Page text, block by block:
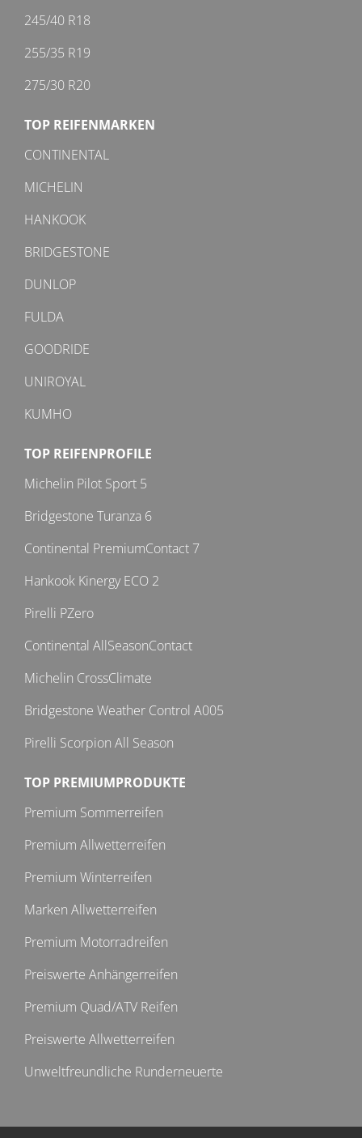
245/40 R18
255/35 R19
275/30 R20
TOP REIFENMARKEN
CONTINENTAL
MICHELIN
HANKOOK
BRIDGESTONE
DUNLOP
FULDA
GOODRIDE
UNIROYAL
KUMHO
TOP REIFENPROFILE
Michelin Pilot Sport 5
Bridgestone Turanza 6
Continental PremiumContact 7
Hankook Kinergy ECO 2
Pirelli PZero
Continental AllSeasonContact
Michelin CrossClimate
Bridgestone Weather Control A005
Pirelli Scorpion All Season
TOP PREMIUMPRODUKTE
Premium Sommerreifen
Premium Allwetterreifen
Premium Winterreifen
Marken Allwetterreifen
Premium Motorradreifen
Preiswerte Anhängerreifen
Premium Quad/ATV Reifen
Preiswerte Allwetterreifen
Unweltfreundliche Runderneuerte